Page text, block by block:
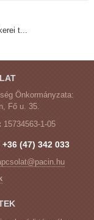
t...
Önkormányzata:
Fő u. 35.
15734563-1-05
+36 (47) 342 033